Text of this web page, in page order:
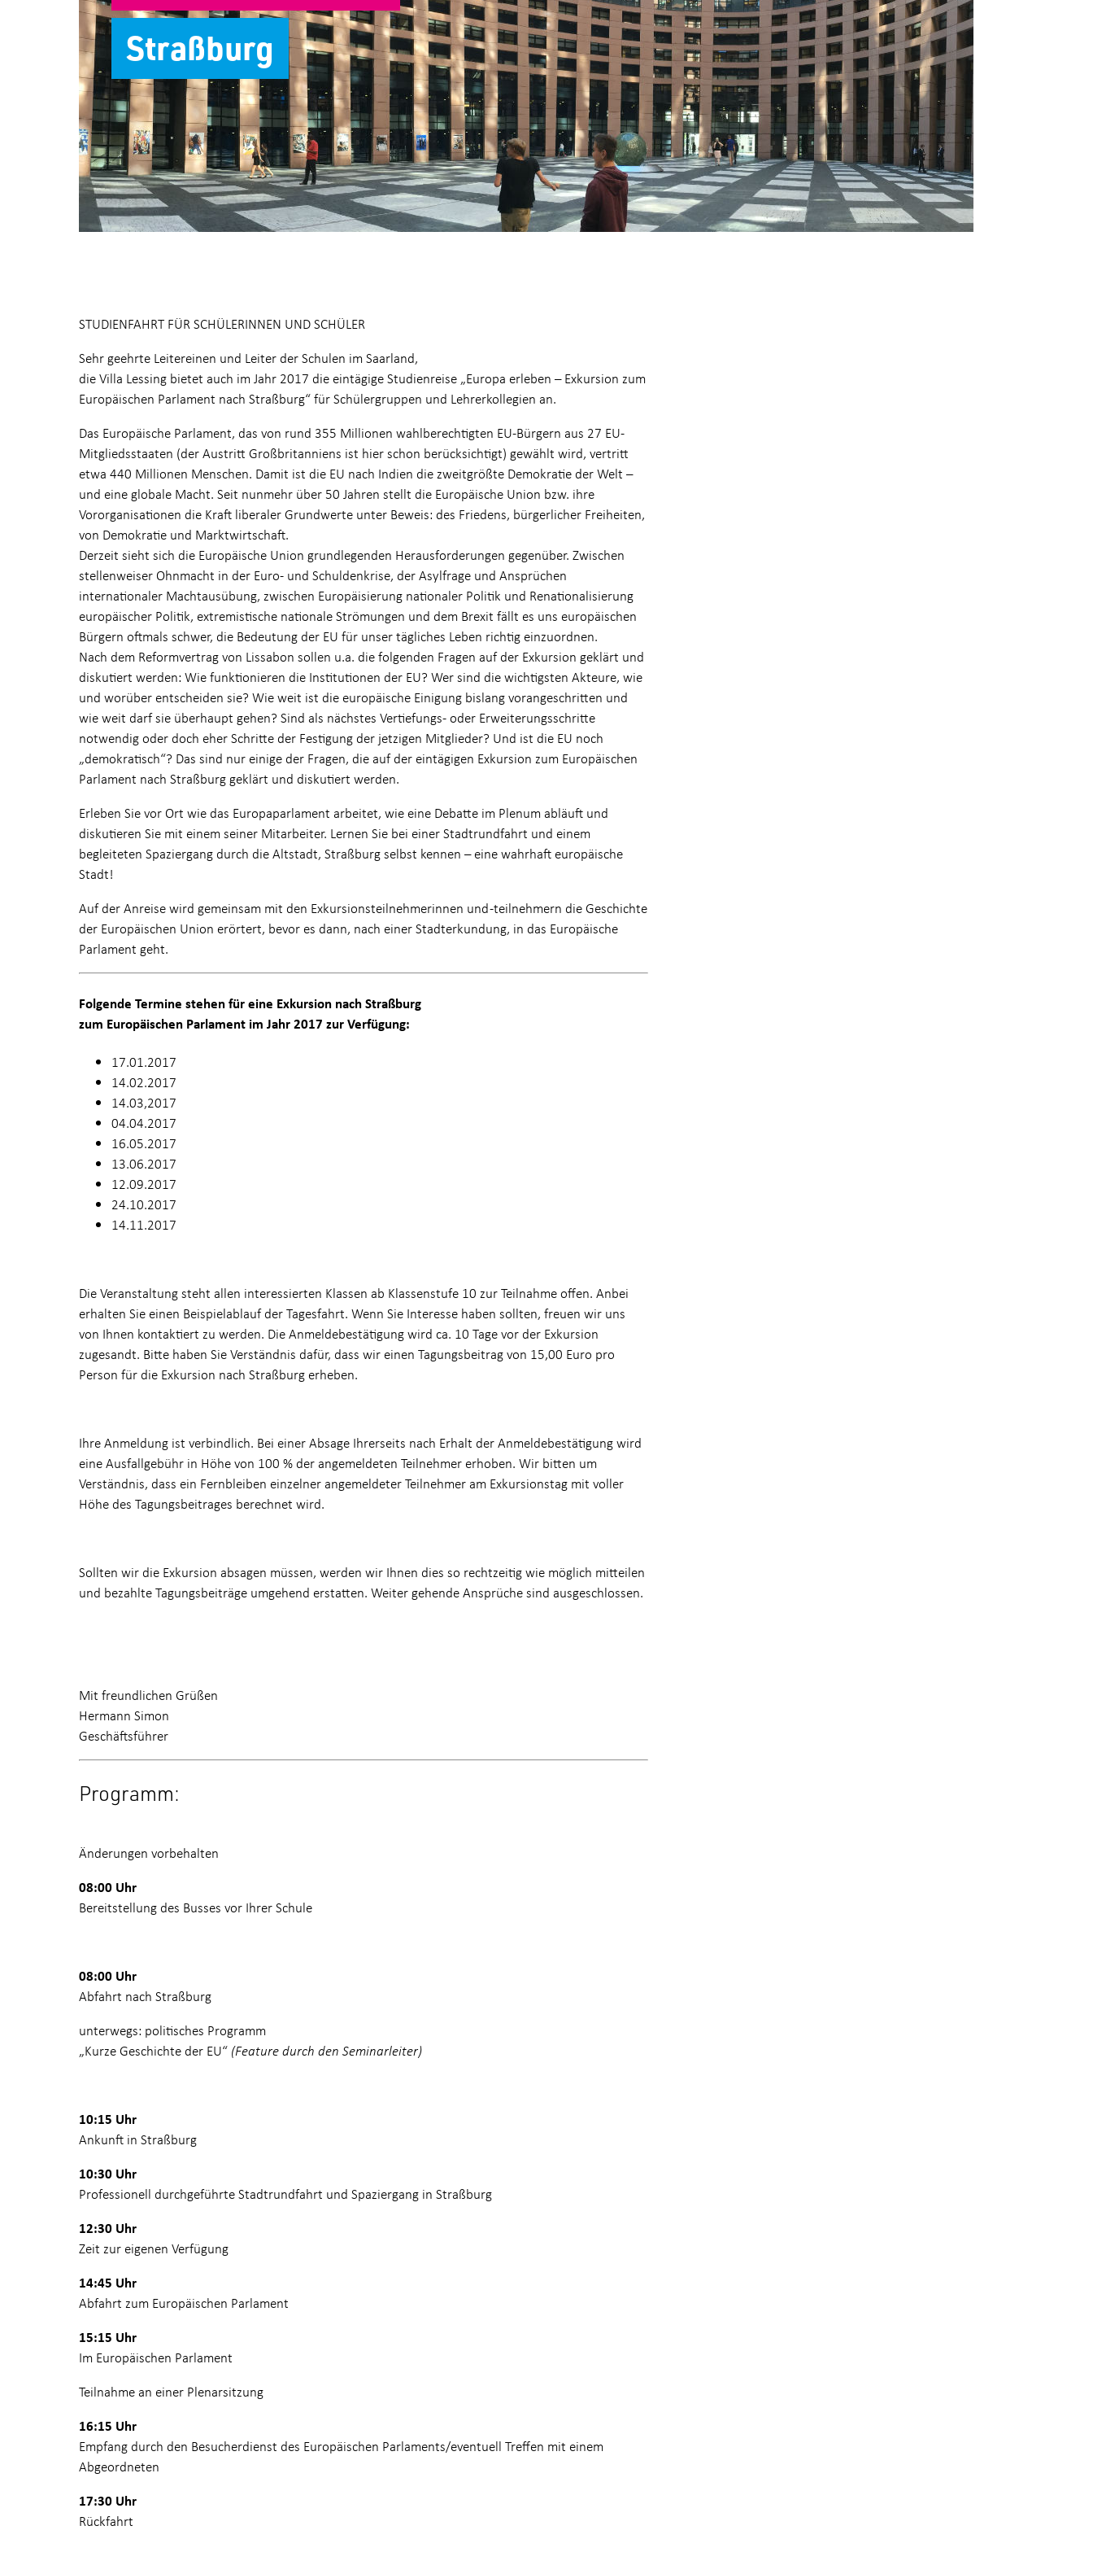
Straßburg
STUDIENFAHRT FÜR SCHÜLERINNEN UND SCHÜLER
Sehr geehrte Leitereinen und Leiter der Schulen im Saarland,
die Villa Lessing bietet auch im Jahr 2017 die eintägige Studienreise „Europa erleben – Exkursion zum
Europäischen Parlament nach Straßburg“ für Schülergruppen und Lehrerkollegien an.
Das Europäische Parlament, das von rund 355 Millionen wahlberechtigten EU-Bürgern aus 27 EU-
Mitgliedsstaaten (der Austritt Großbritanniens ist hier schon berücksichtigt) gewählt wird, vertritt
etwa 440 Millionen Menschen. Damit ist die EU nach Indien die zweitgrößte Demokratie der Welt –
und eine globale Macht. Seit nunmehr über 50 Jahren stellt die Europäische Union bzw. ihre
Vororganisationen die Kraft liberaler Grundwerte unter Beweis: des Friedens, bürgerlicher Freiheiten,
von Demokratie und Marktwirtschaft.
Derzeit sieht sich die Europäische Union grundlegenden Herausforderungen gegenüber. Zwischen
stellenweiser Ohnmacht in der Euro- und Schuldenkrise, der Asylfrage und Ansprüchen
internationaler Machtausübung, zwischen Europäisierung nationaler Politik und Renationalisierung
europäischer Politik, extremistische nationale Strömungen und dem Brexit fällt es uns europäischen
Bürgern oftmals schwer, die Bedeutung der EU für unser tägliches Leben richtig einzuordnen.
Nach dem Reformvertrag von Lissabon sollen u.a. die folgenden Fragen auf der Exkursion geklärt und
diskutiert werden: Wie funktionieren die Institutionen der EU? Wer sind die wichtigsten Akteure, wie
und worüber entscheiden sie? Wie weit ist die europäische Einigung bislang vorangeschritten und
wie weit darf sie überhaupt gehen? Sind als nächstes Vertiefungs- oder Erweiterungsschritte
notwendig oder doch eher Schritte der Festigung der jetzigen Mitglieder? Und ist die EU noch
„demokratisch“? Das sind nur einige der Fragen, die auf der eintägigen Exkursion zum Europäischen
Parlament nach Straßburg geklärt und diskutiert werden.
Erleben Sie vor Ort wie das Europaparlament arbeitet, wie eine Debatte im Plenum abläuft und
diskutieren Sie mit einem seiner Mitarbeiter. Lernen Sie bei einer Stadtrundfahrt und einem
begleiteten Spaziergang durch die Altstadt, Straßburg selbst kennen – eine wahrhaft europäische
Stadt!
Auf der Anreise wird gemeinsam mit den Exkursionsteilnehmerinnen und -teilnehmern die Geschichte
der Europäischen Union erörtert, bevor es dann, nach einer Stadterkundung, in das Europäische
Parlament geht.
Folgende Termine stehen für eine Exkursion nach Straßburg
zum Europäischen Parlament im Jahr 2017 zur Verfügung:
17.01.2017
14.02.2017
14.03,2017
04.04.2017
16.05.2017
13.06.2017
12.09.2017
24.10.2017
14.11.2017
Die Veranstaltung steht allen interessierten Klassen ab Klassenstufe 10 zur Teilnahme offen. Anbei
erhalten Sie einen Beispielablauf der Tagesfahrt. Wenn Sie Interesse haben sollten, freuen wir uns
von Ihnen kontaktiert zu werden. Die Anmeldebestätigung wird ca. 10 Tage vor der Exkursion
zugesandt. Bitte haben Sie Verständnis dafür, dass wir einen Tagungsbeitrag von 15,00 Euro pro
Person für die Exkursion nach Straßburg erheben.
Ihre Anmeldung ist verbindlich. Bei einer Absage Ihrerseits nach Erhalt der Anmeldebestätigung wird
eine Ausfallgebühr in Höhe von 100 % der angemeldeten Teilnehmer erhoben. Wir bitten um
Verständnis, dass ein Fernbleiben einzelner angemeldeter Teilnehmer am Exkursionstag mit voller
Höhe des Tagungsbeitrages berechnet wird.
Sollten wir die Exkursion absagen müssen, werden wir Ihnen dies so rechtzeitig wie möglich mitteilen
und bezahlte Tagungsbeiträge umgehend erstatten. Weiter gehende Ansprüche sind ausgeschlossen.
Mit freundlichen Grüßen
Hermann Simon
Geschäftsführer
Programm:
Änderungen vorbehalten
08:00 Uhr
Bereitstellung des Busses vor Ihrer Schule
08:00 Uhr
Abfahrt nach Straßburg
unterwegs: politisches Programm
„Kurze Geschichte der EU“ (Feature durch den Seminarleiter)
10:15 Uhr
Ankunft in Straßburg
10:30 Uhr
Professionell durchgeführte Stadtrundfahrt und Spaziergang in Straßburg
12:30 Uhr
Zeit zur eigenen Verfügung
14:45 Uhr
Abfahrt zum Europäischen Parlament
15:15 Uhr
Im Europäischen Parlament
Teilnahme an einer Plenarsitzung
16:15 Uhr
Empfang durch den Besucherdienst des Europäischen Parlaments/eventuell Treffen mit einem
Abgeordneten
17:30 Uhr
Rückfahrt